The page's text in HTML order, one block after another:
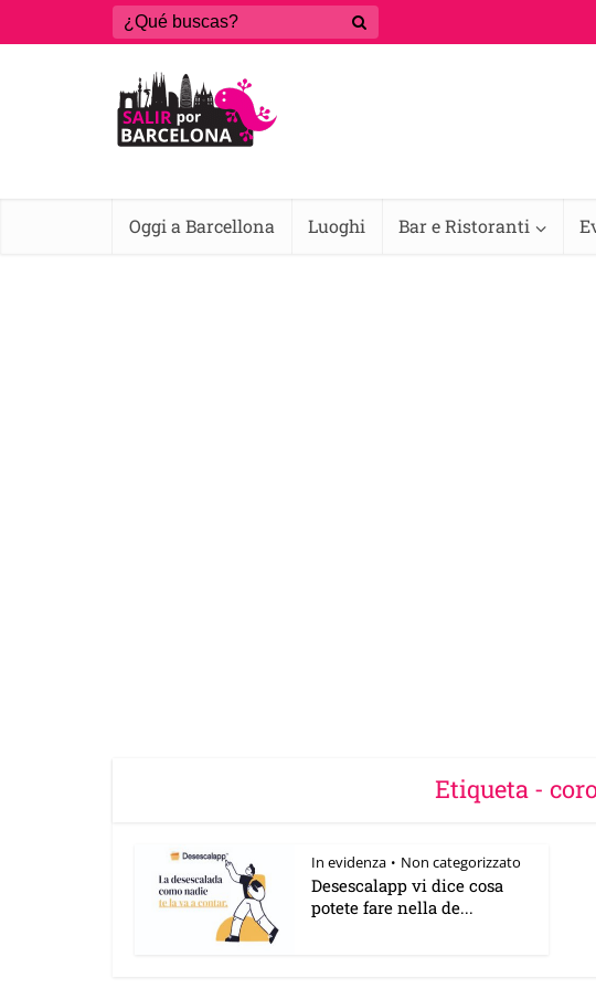
Oggi a Barcellona Luoghi Bar e Ristoranti
Etiqueta -
In evidenza • Non categorizzato
Desescalapp vi dice cosa
potete fare nella de...